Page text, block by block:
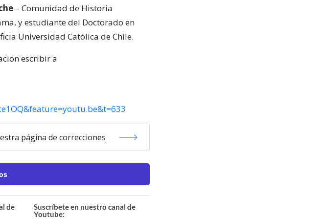
– Comunidad de Historia
y estudiante del Doctorado en
Universidad Católica de Chile.
escribir a
página de correcciones
de
Suscríbete en nuestro canal de
Youtube: